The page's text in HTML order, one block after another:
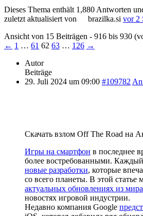
Dieses Thema enthält 1,880 Antworten
zuletzt aktualisiert von
brazilka.si vor 2
Ansicht von 15 Beiträgen - 916 bis 930
← 1 … 61 62 63 … 126 →
Autor
Beiträge
29. Juli 2024 um 09:00 #109782
Скачать взлом Off The Road на
Игры на смартфон в последнее
более востребованными.
новые разработки, которые
со всего планеты. В этой статье
актуальных обновлениях из
новостях игровой индустрии.
Недавно компания Google